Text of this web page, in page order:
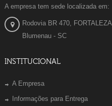
A empresa tem sede localizada em:
Rodovia BR 470, FORTALEZA
Blumenau - SC
INSTITUCIONAL
A Empresa
Informações para Entrega